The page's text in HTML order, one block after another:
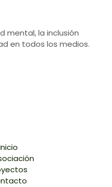
mental, la inclusión
en todos los medios.